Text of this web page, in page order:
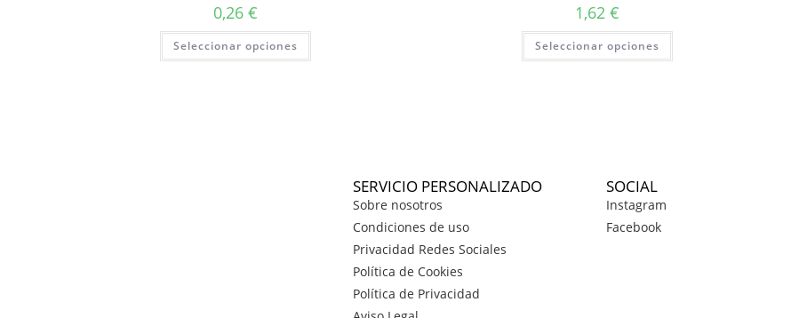
0,26€
Seleccionar opciones
1,62 €
Seleccionar opciones
SERVICIO PERSONALIZADO
Sobre nosotros
Condiciones de uso
Privacidad Redes Sociales
Política de Cookies
Política de Privacidad
SOCIAL
Instagram
Facebook